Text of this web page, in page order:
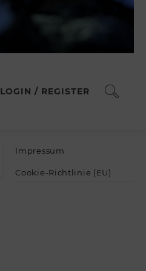
LOGIN / REGISTER
Impressum
Cookie-Richtlinie (EU)